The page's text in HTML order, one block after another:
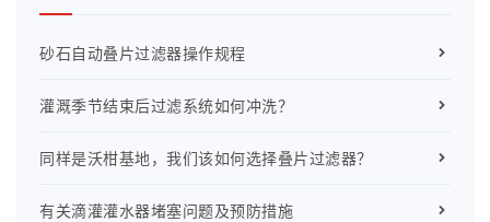
砂石自动叠片过滤器操作规程
灌溉季节结束后过滤系统如何冲洗？
同样是沃柑基地，我们该如何选择叠片过滤器？
有关滴灌灌水器堵塞问题及预防措施